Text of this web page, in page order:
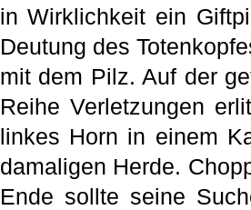
in Wirklichkeit ein
Deutung des
mit dem Pilz. Auf der
Reihe Verletzungen
linkes Horn in einem
damaligen Herde.
Ende sollte seine